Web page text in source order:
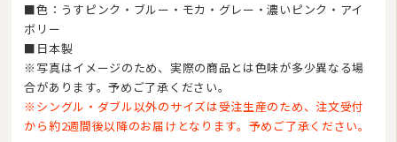
■色：うすピンク・ブルー・モカ・グレー・濃いピンク・アイ
ボリー
■日本製
※写真はイメージのため、実際の商品とは色味が多少異なる場
合があります。予めご了承ください。
※シングル・ダブル以外のサイズは受注生産のため、注文受付
から約2週間後以降のお届けとなります。予めご了承ください。